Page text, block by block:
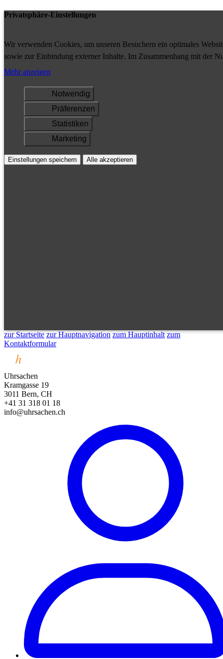
Privatsphäre-Einstellungen
Wir verwenden Cookies, um unseren Besuchern ein optimales
sowie zur Einbindung externer Inhalte. Im Zusammenhang mit der
Ihrem Gerät gespeichert und/oder abgerufen.
Mehr anzeigen
Notwendig
Präferenzen
Statistiken
Marketing
Einstellungen speichern Alle akzeptieren
zur Startseite zur Hauptnavigation zum Hauptinhalt zum
Kontaktformular
Uhrsachen
Kramgasse 19
3011 Bern, CH
+41 31 318 01 18
info@uhrsachen.ch